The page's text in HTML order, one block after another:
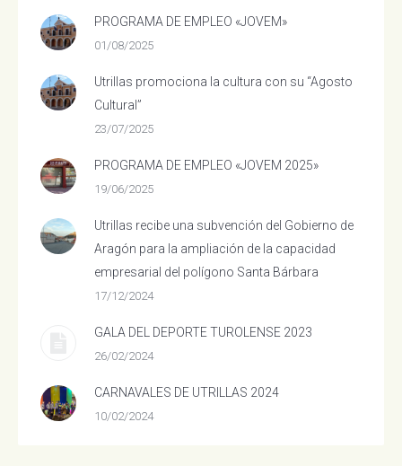
PROGRAMA DE EMPLEO «JOVEM»
01/08/2025
Utrillas promociona la cultura con su “Agosto
Cultural”
23/07/2025
PROGRAMA DE EMPLEO «JOVEM 2025»
19/06/2025
Utrillas recibe una subvención del Gobierno de
Aragón para la ampliación de la capacidad
empresarial del polígono Santa Bárbara
17/12/2024
GALA DEL DEPORTE TUROLENSE 2023
26/02/2024
CARNAVALES DE UTRILLAS 2024
10/02/2024